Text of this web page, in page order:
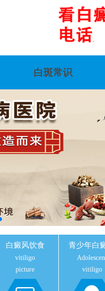
白斑常识
白癜风饮食
vitiligo
picture
青少年白
vitiligo